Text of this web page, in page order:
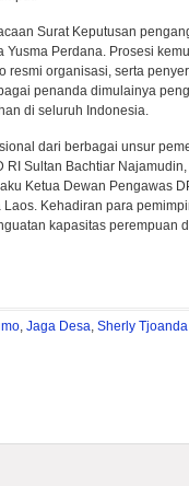
Surat Keputusan
Yusma Perdana. Prosesi
organisasi, serta
penanda dimulainya
di seluruh Indonesia.
dari berbagai unsur
Sultan Bachtiar
Ketua Dewan Pengawas
Kehadiran para
kapasitas perempuan
, Jaga Desa, Sherly Tjoanda